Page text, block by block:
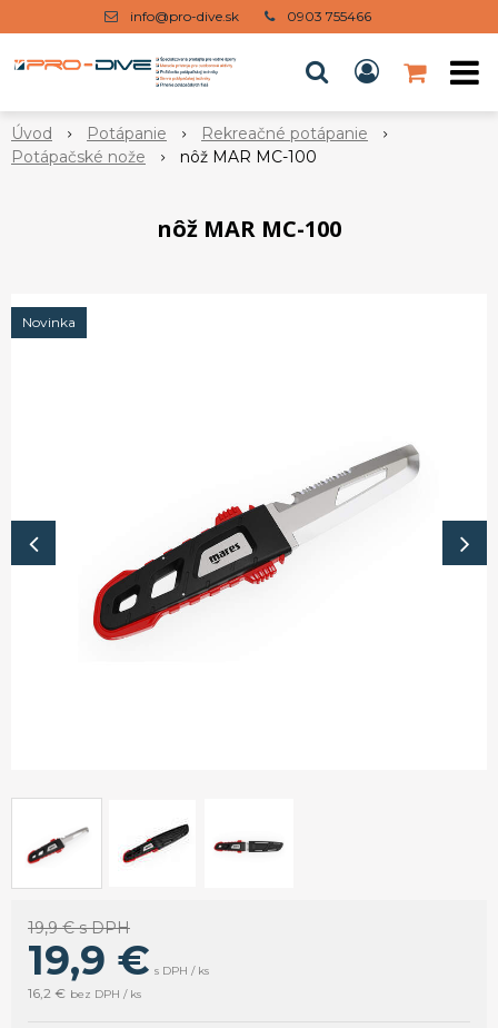
info@pro-dive.sk 0903 755466
Úvod Potápanie
Rekreačné potápanie
Potápačské nože
nôž MAR MC-100
nôž MAR MC-100
Novinka
19,9 €s DPH
19,9 € s DPH / ks
16,2 € bez DPH / ks